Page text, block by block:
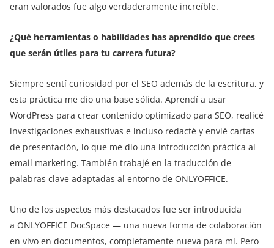
eran valorados fue algo verdaderamente increíble.
¿Qué herramientas o habilidades has aprendido que crees
que serán útiles para tu carrera futura?
Siempre sentí curiosidad por el SEO además de la escritura, y
esta práctica me dio una base sólida. Aprendí a usar
WordPress para crear contenido optimizado para SEO, realicé
investigaciones exhaustivas e incluso redacté y envié cartas
de presentación, lo que me dio una introducción práctica al
email marketing. También trabajé en la traducción de
palabras clave adaptadas al entorno de ONLYOFFICE.
Uno de los aspectos más destacados fue ser introducida
a ONLYOFFICE DocSpace — una nueva forma de colaboración
en vivo en documentos, completamente nueva para mí. Pero